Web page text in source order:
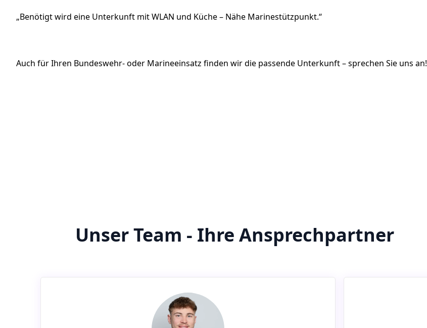
„Benötigt wird eine Unterkunft mit WLAN und Küche – Nähe Marinestützpunkt.“
Auch für Ihren Bundeswehr- oder Marineeinsatz finden wir die passende Unterkunft – sprechen Sie uns an!
Unser Team - Ihre Ansprechpartner